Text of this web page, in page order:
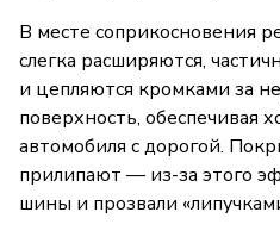
В месте соприкосновения
слегка расширяются,
и цепляются кромками за
поверхность, обеспечивая
автомобиля с дорогой.
прилипают — из-за этого
шины и прозвали